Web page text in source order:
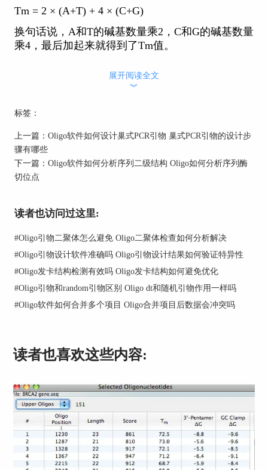
Tm = 2 × (A+T) + 4 × (C+G)
换句话说，A和T的碱基数量乘2，C和G的碱基数量
乘4，最后加起来就得到了Tm值。
这个方法要更精准一些，它考虑了邻近的碱基对之
的实验。
2. Oligo软件的Tm值计算
Oligo软件可以根据你提供的引物序列，自动计算
出它的Tm值。你不需要自己算，Oligo会根据引物
的长度、GC含量和实验条件来计算出最准确的Tm
帮助你理解它是怎么算出来的。
二、Oligo如何调整序列的Tm值
有时候设计好的引物，Tm值可能偏高或者偏低，
展开阅读全文
︾
标签：
上一篇： Oligo软件如何设计巢式PCR引物 巢式PCR引物的设计步
骤有哪些
下一篇： Oligo软件如何分析序列二级结构 Oligo如何分析序列酶
切位点
读者也访问过这里:
#Oligo引物二聚体怎么避免 Oligo二聚体检查如何分析解决
#Oligo引物设计软件准确吗 Oligo引物设计结果如何验证特异性
#Oligo发卡结构检测有效吗 Oligo发卡结构如何避免优化
#Oligo引物和random引物区别 Oligo dt和随机引物作用一样吗
#Oligo软件如何合并多个项目 Oligo合并项目后数据会冲突吗
读者也喜欢这些内容: